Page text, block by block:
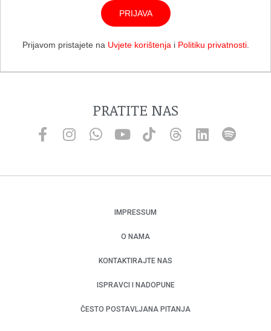
PRIJAVA
Prijavom pristajete na Uvjete korištenja i Politiku privatnosti.
PRATITE NAS
IMPRESSUM
O NAMA
KONTAKTIRAJTE NAS
ISPRAVCI I NADOPUNE
ČESTO POSTAVLJANA PITANJA